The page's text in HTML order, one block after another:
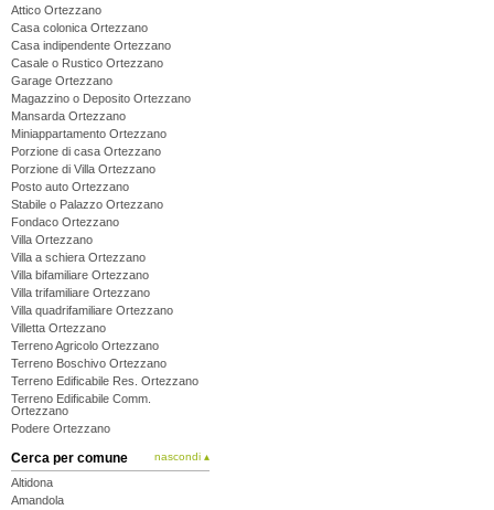
Attico Ortezzano
Casa colonica Ortezzano
Casa indipendente Ortezzano
Casale o Rustico Ortezzano
Garage Ortezzano
Magazzino o Deposito Ortezzano
Mansarda Ortezzano
Miniappartamento Ortezzano
Porzione di casa Ortezzano
Porzione di Villa Ortezzano
Posto auto Ortezzano
Stabile o Palazzo Ortezzano
Fondaco Ortezzano
Villa Ortezzano
Villa a schiera Ortezzano
Villa bifamiliare Ortezzano
Villa trifamiliare Ortezzano
Villa quadrifamiliare Ortezzano
Villetta Ortezzano
Terreno Agricolo Ortezzano
Terreno Boschivo Ortezzano
Terreno Edificabile Res. Ortezzano
Terreno Edificabile Comm.
Ortezzano
Podere Ortezzano
Cerca per comune nascondi ▴
Altidona
Amandola